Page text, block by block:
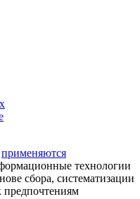
применяются
технологии
сбора, систематизации
предпочтениям